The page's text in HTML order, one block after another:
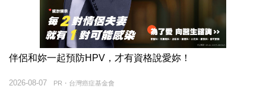
伴侶和妳一起預防HPV，才有資格說愛妳！
PR・台灣癌症基金會
2026-08-07